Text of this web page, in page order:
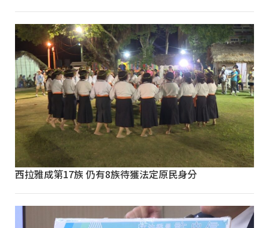
西拉雅成第17族 仍有8族待獲法定原民身分